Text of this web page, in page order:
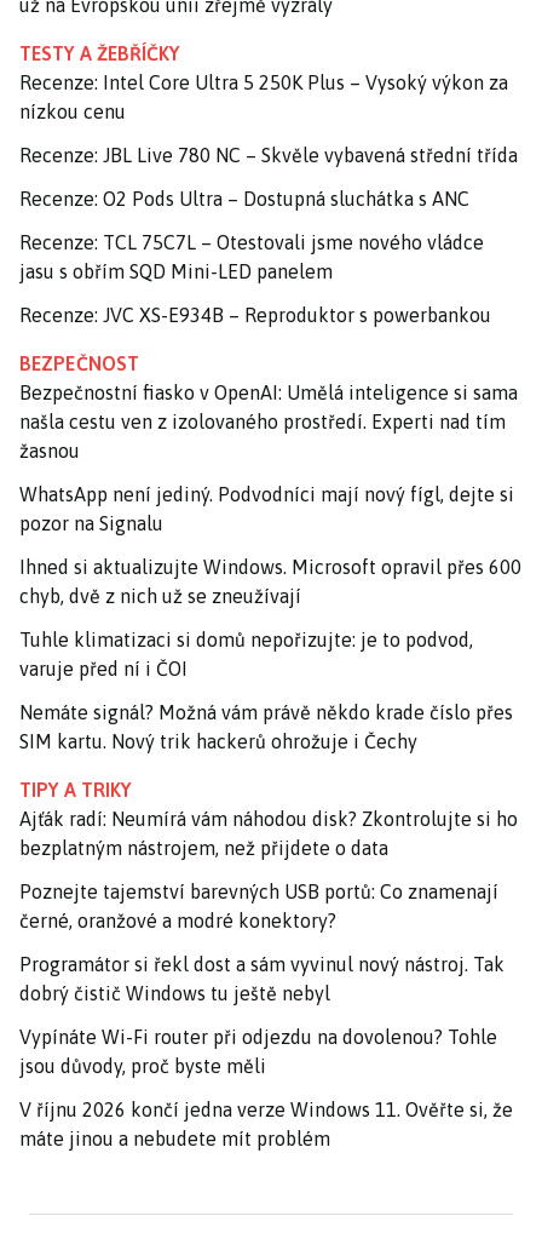
už na Evropskou unii zřejmě vyzrály
TESTY A ŽEBŘÍČKY
Recenze: Intel Core Ultra 5 250K Plus – Vysoký výkon za
nízkou cenu
Recenze: JBL Live 780 NC – Skvěle vybavená střední třída
Recenze: O2 Pods Ultra – Dostupná sluchátka s ANC
Recenze: TCL 75C7L – Otestovali jsme nového vládce
jasu s obřím SQD Mini-LED panelem
Recenze: JVC XS-E934B – Reproduktor s powerbankou
BEZPEČNOST
Bezpečnostní fiasko v OpenAI: Umělá inteligence si sama
našla cestu ven z izolovaného prostředí. Experti nad tím
žasnou
WhatsApp není jediný. Podvodníci mají nový fígl, dejte si
pozor na Signalu
Ihned si aktualizujte Windows. Microsoft opravil přes 600
chyb, dvě z nich už se zneužívají
Tuhle klimatizaci si domů nepořizujte: je to podvod,
varuje před ní i ČOI
Nemáte signál? Možná vám právě někdo krade číslo přes
SIM kartu. Nový trik hackerů ohrožuje i Čechy
TIPY A TRIKY
Ajťák radí: Neumírá vám náhodou disk? Zkontrolujte si ho
bezplatným nástrojem, než přijdete o data
Poznejte tajemství barevných USB portů: Co znamenají
černé, oranžové a modré konektory?
Programátor si řekl dost a sám vyvinul nový nástroj. Tak
dobrý čistič Windows tu ještě nebyl
Vypínáte Wi-Fi router při odjezdu na dovolenou? Tohle
jsou důvody, proč byste měli
V říjnu 2026 končí jedna verze Windows 11. Ověřte si, že
máte jinou a nebudete mít problém